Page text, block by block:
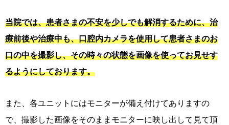
当院では、患者さまの不安を少しでも解消するために、治
療前後や治療中も、口腔内カメラを使用して患者さまのお
口の中を撮影し、その時々の状態を画像を使ってお見せす
るようにしております。
また、各ユニットにはモニターが備え付けてありますの
で、撮影した画像をそのままモニターに映し出して見て頂